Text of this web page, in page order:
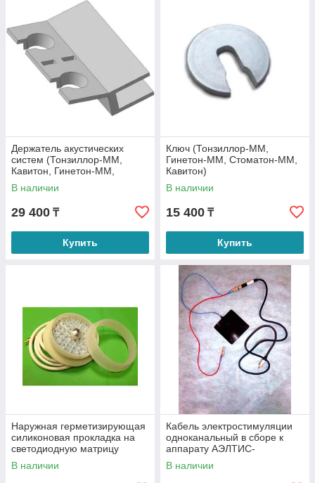
Держатель акустических
систем (Тонзиллор-ММ,
Кавитон, Гинетон-ММ,
Стоматон-ММ)
В наличии
29 400 ₸
Купить
Ключ (Тонзиллор-ММ,
Гинетон-ММ, Стоматон-ММ,
Кавитон)
В наличии
15 400 ₸
Купить
Наружная герметизирующая
силиконовая прокладка на
светодиодную матрицу
В наличии
Кабель электростимуляции
одноканальный в сборе к
аппарату АЭЛТИС-
синхро-02 Яровит
В наличии